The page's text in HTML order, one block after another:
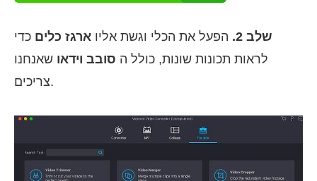
שלב 2. הפעל את הכלי וגשת אליו ארגז כלים כדי
לראות תכונות שונות, כולל ה סובב וידאו שאנחנו
צריכים.